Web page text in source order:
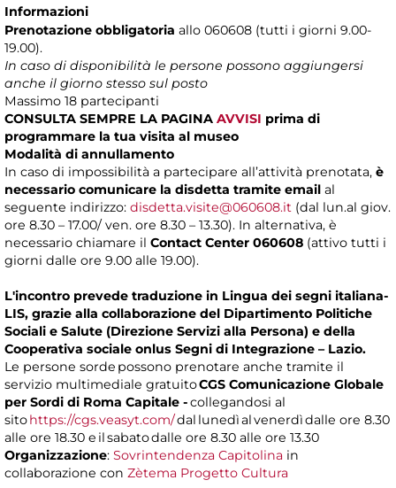
Informazioni
Prenotazione obbligatoria allo 060608 (tutti i giorni 9.00-
19.00).
In caso di disponibilità le persone possono aggiungersi
anche il giorno stesso sul posto
Massimo 18 partecipanti
CONSULTA SEMPRE LA PAGINA AVVISI prima di
programmare la tua visita al museo
Modalità di annullamento
In caso di impossibilità a partecipare all’attività prenotata, è
necessario comunicare la disdetta tramite email al
seguente indirizzo: disdetta.visite@060608.it (dal lun.al giov.
ore 8.30 – 17.00/ ven. ore 8.30 – 13.30). In alternativa, è
necessario chiamare il Contact Center 060608 (attivo tutti i
giorni dalle ore 9.00 alle 19.00).
L'incontro prevede traduzione in Lingua dei segni italiana-
LIS, grazie alla collaborazione del Dipartimento Politiche
Sociali e Salute (Direzione Servizi alla Persona) e della
Cooperativa sociale onlus Segni di Integrazione – Lazio.
Le persone sorde possono prenotare anche tramite il
servizio multimediale gratuitoCGS Comunicazione Globale
per Sordi di Roma Capitale -collegandosi al
sitohttps://cgs.veasyt.com/dal lunedì al venerdì dalle ore 8.30
alle ore 18.30 e il sabato dalle ore 8.30 alle ore 13.30
Organizzazione: Sovrintendenza Capitolina in
collaborazione con Zètema Progetto Cultura